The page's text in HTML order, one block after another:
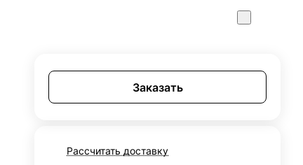
Заказать
Рассчитать доставку